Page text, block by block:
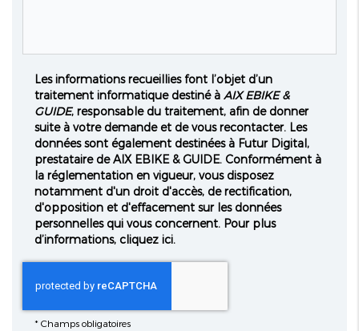
Les informations recueillies font l’objet d’un
traitement informatique destiné àAIX EBIKE &
GUIDE, responsable du traitement, afin de donner
suite à votre demande et de vous recontacter. Les
données sont également destinées à Futur Digital,
prestataire de AIX EBIKE & GUIDE. Conformément à
la réglementation en vigueur, vous disposez
notamment d'un droit d'accès, de rectification,
d'opposition et d'effacement sur les données
personnelles qui vous concernent. Pour plus
d’informations, cliquez ici.
* Champs obligatoires